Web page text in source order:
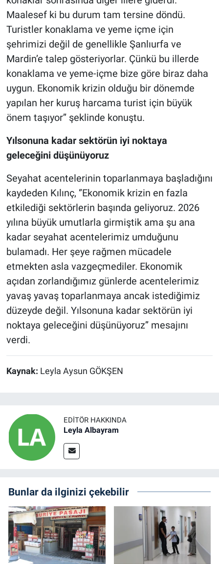
Maalesef ki bu durum tam tersine döndü.
Turistler konaklama ve yeme içme için
şehrimizi değil de genellikle Şanlıurfa ve
Mardin’e talep gösteriyorlar. Çünkü bu illerde
konaklama ve yeme-içme bize göre biraz daha
uygun. Ekonomik krizin olduğu bir dönemde
yapılan her kuruş harcama turist için büyük
önem taşıyor’’ şeklinde konuştu.
Yılsonuna kadar sektörün iyi noktaya
geleceğini düşünüyoruz
Seyahat acentelerinin toparlanmaya başladığını
kaydeden Kılınç, ‘’Ekonomik krizin en fazla
etkilediği sektörlerin başında geliyoruz. 2026
yılına büyük umutlarla girmiştik ama şu ana
kadar seyahat acentelerimiz umduğunu
bulamadı. Her şeye rağmen mücadele
etmekten asla vazgeçmediler. Ekonomik
açıdan zorlandığımız günlerde acentelerimiz
yavaş yavaş toparlanmaya ancak istediğimiz
düzeyde değil. Yılsonuna kadar sektörün iyi
noktaya geleceğini düşünüyoruz’’ mesajını
verdi.
Kaynak: Leyla Aysun GÖKŞEN
EDITÖR HAKKINDA
Leyla Albayram
Bunlar da ilginizi çekebilir